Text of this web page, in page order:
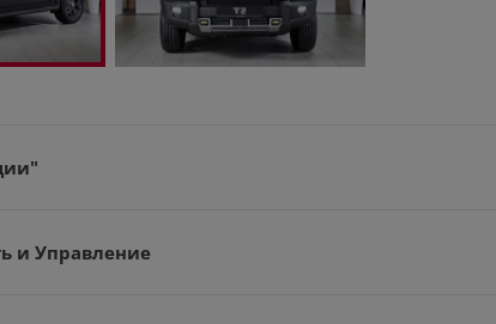
и Управление